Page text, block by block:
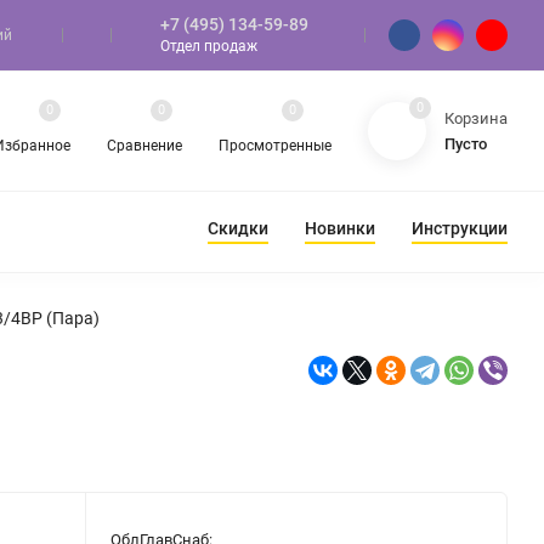
+7 (495) 134-59-89
Отдел продаж
0
Сравнение
0
Просмотренные
0 0
Корзина
Пусто
Скидки Новинки Инструкции
4ВР (Пара)
ОблГлавСнаб: